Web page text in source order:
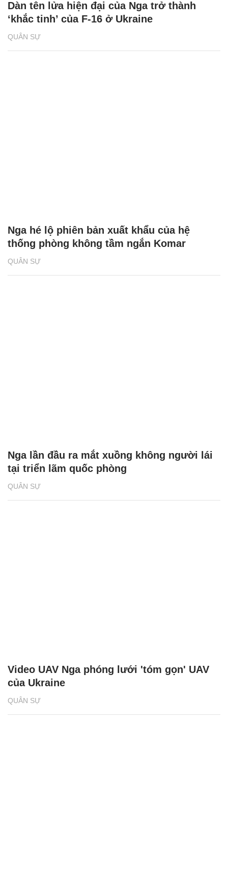
QUÂN SỰ
Dàn tên lửa hiện đại của Nga trở thành
‘khắc tinh’ của F-16 ở Ukraine
QUÂN SỰ
Nga hé lộ phiên bản xuất khẩu của hệ
thống phòng không tầm ngắn Komar
QUÂN SỰ
Nga lần đầu ra mắt xuồng không người lái
tại triển lãm quốc phòng
QUÂN SỰ
Video UAV Nga phóng lưới 'tóm gọn' UAV
của Ukraine